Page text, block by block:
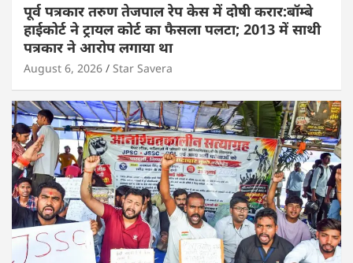
पूर्व पत्रकार तरुण तेजपाल रेप केस में दोषी करार:बॉम्बे
हाईकोर्ट ने ट्रायल कोर्ट का फैसला पलटा; 2013 में साथी
पत्रकार ने आरोप लगाया था
August 6, 2026 Star Savera